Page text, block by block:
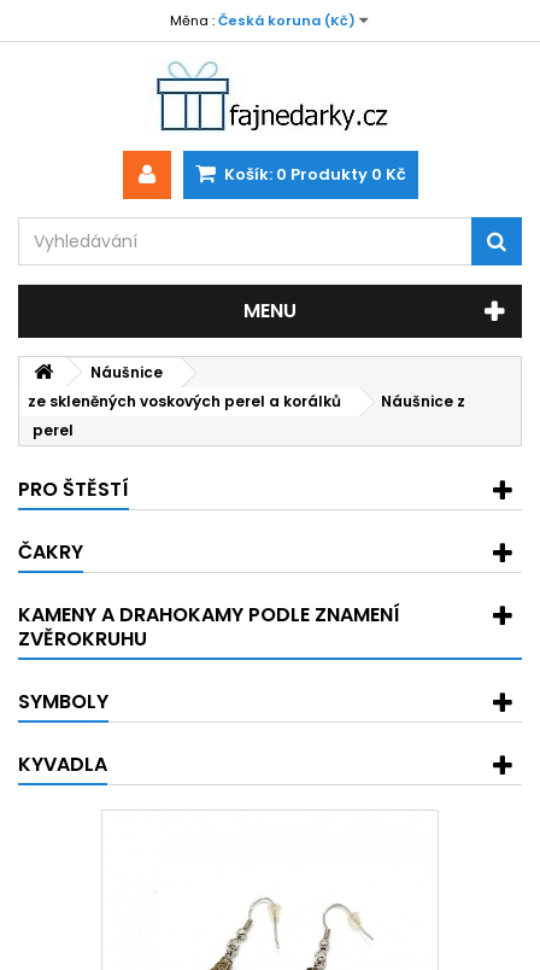
Měna : Česká koruna (Kč)
Košík: 0 Produkty 0 Kč
MENU
Náušnice
ze skleněných voskových perel a korálků
Náušnice z
perel
PRO ŠTĚSTÍ
ČAKRY
KAMENY A DRAHOKAMY PODLE ZNAMENÍ
ZVĚROKRUHU
SYMBOLY
KYVADLA